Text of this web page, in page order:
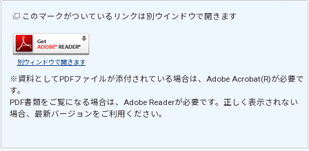
このマークがついているリンクは別ウインドウで開きます
別ウィンドウで開きます
※資料としてPDFファイルが添付されている場合は、Adobe Acrobat(R)が必要で
す。
PDF書類をご覧になる場合は、Adobe Readerが必要です。正しく表示されない
場合、最新バージョンをご利用ください。